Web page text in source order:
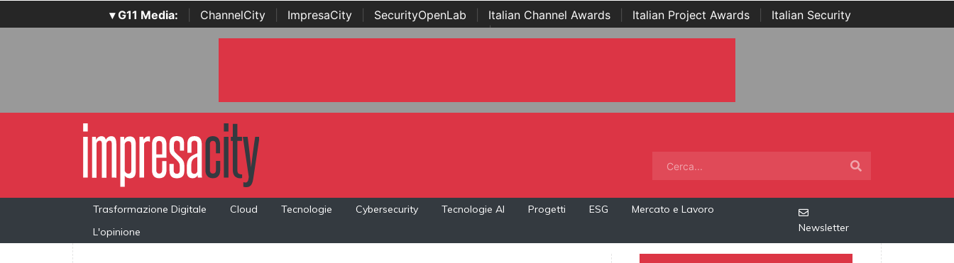
▾ G11 Media: ChannelCity ImpresaCity SecurityOpenLab Italian Channel Awards Italian Project Awards
Italian Security
Awards | ...
Trasformazione Digitale Cloud Tecnologie Cybersecurity Tecnologie AI Progetti ESG
Mercato e Lavoro
L'opinione
Newsletter